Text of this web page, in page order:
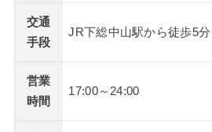
交通
手段
JR下総中山駅から徒歩5分
営業
時間
17:00～24:00